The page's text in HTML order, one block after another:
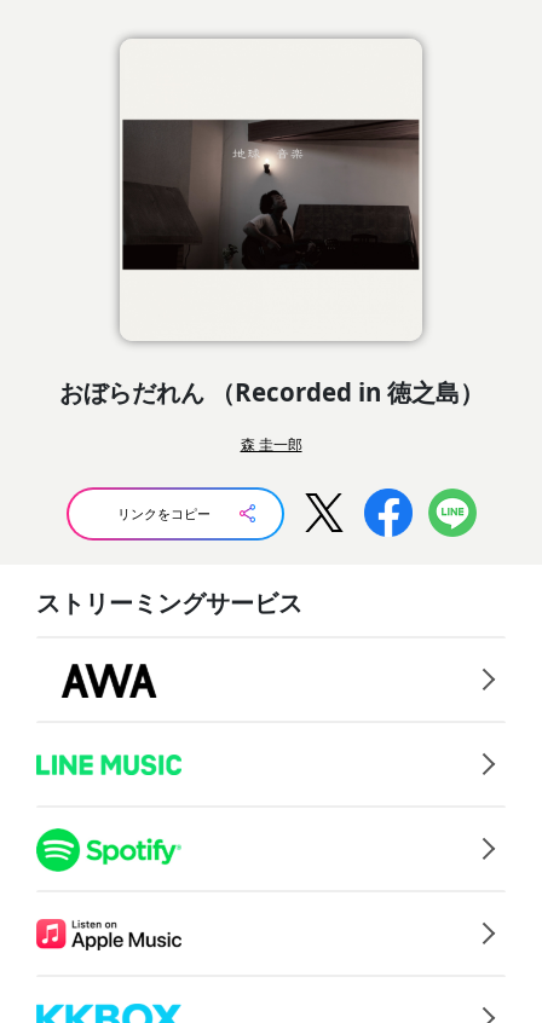
おぼらだれん （Recorded in 徳之島）
森 圭一郎
リンクをコピー
ストリーミングサービス